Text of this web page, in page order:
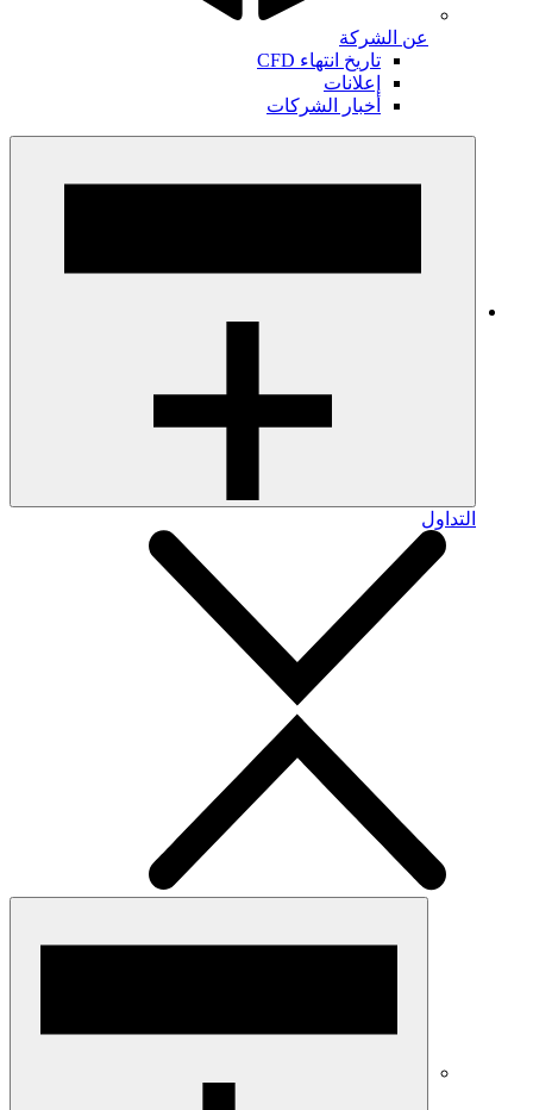
عن الشركة
تاريخ انتهاء CFD
إعلانات
أخبار الشركات
التداول